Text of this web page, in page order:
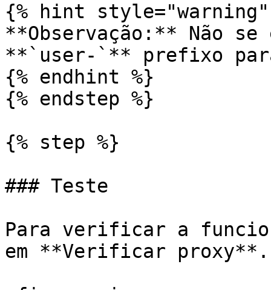
{% hint style="warning"
**Observação:** Não
**`user-`** prefixo
{% endhint %}
{% endstep %}
{% step %}
### Teste
Para verificar a
em **Verificar proxy**.